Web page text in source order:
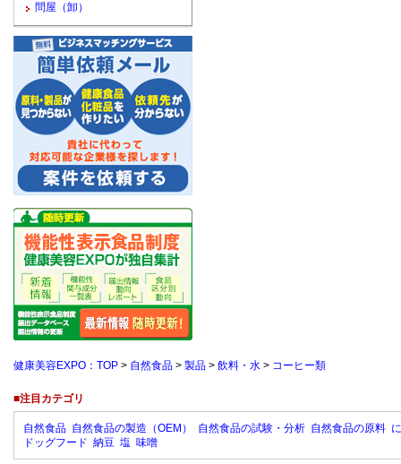
問屋（卸）
健康美容EXPO：TOP > 自然食品 > 製品 > 飲料・水 > コーヒー類
■注目カテゴリ
自然食品 自然食品の製造（OEM） 自然食品の試験・分析 自然食品の原料
ドッグフード 納豆 塩 味噌